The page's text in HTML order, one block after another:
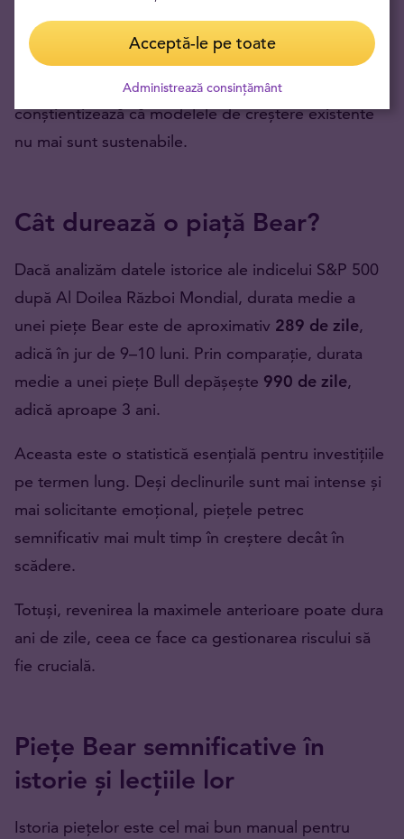
Este important de înțeles că, în majoritatea
cazurilor, prețurile nu reacționează la evenimentele
negative în sine, ci la momentul în care piața
conștientizează că modelele de creștere existente
nu mai sunt sustenabile.
Cât durează o piață Bear?
Dacă analizăm datele istorice ale indicelui S&P 500
după Al Doilea Război Mondial, durata medie a
unei piețe Bear este de aproximativ 289 de zile,
adică în jur de 9–10 luni. Prin comparație, durata
medie a unei piețe Bull depășește 990 de zile,
adică aproape 3 ani.
Aceasta este o statistică esențială pentru investițiile
pe termen lung. Deși declinurile sunt mai intense și
mai solicitante emoțional, piețele petrec
semnificativ mai mult timp în creștere decât în
scădere.
Totuși, revenirea la maximele anterioare poate dura
ani de zile, ceea ce face ca gestionarea riscului să
fie crucială.
Piețe Bear semnificative în
istorie și lecțiile lor
Istoria piețelor este cel mai bun manual pentru
Acceptă-le pe toate
Administrează consințământ